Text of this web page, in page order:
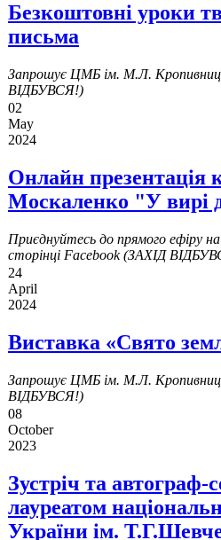
Безкоштовні уроки
письма
Запрошує ЦМБ ім. М.Л.
ВІДБУВСЯ!)
02
May
2024
Онлайн презентація
Москаленко "У вирі
Приєднуйтесь до прямого ефіру на
сторінці Facebook (ЗАХІД
24
April
2024
Виставка «Свято
Запрошує ЦМБ ім. М.Л.
ВІДБУВСЯ!)
08
October
2023
Зустріч та автограф-
лауреатом
України ім.